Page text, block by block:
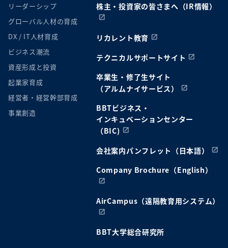
リーダーシップ
グローバル人材の育成
DX / IT人材育成
ビジネス潮流
資産形成と投資
起業家育成
経営者・経営幹部育成
事業創造
株主・投資家の皆さまへ（IR情報）
リカレント教育
テクニカルサポートサイト
卒業生・修了生サイト
（アルムナイサービス）
BBTビジネス・
インキュベーションセンター
（BIC)
会社案内パンフレット（日本語）
Company Brochure（English）
AirCampus（遠隔教育用システム）
BBT大学総合研究所